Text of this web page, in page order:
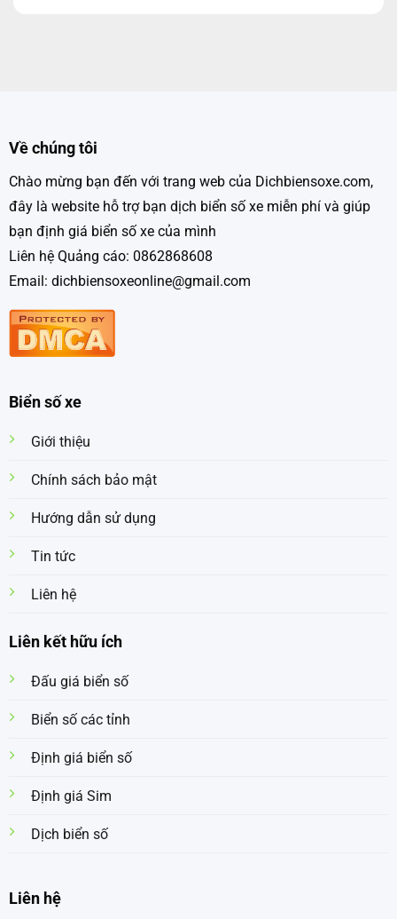
Về chúng tôi
Chào mừng bạn đến với trang web của Dichbiensoxe.com,
đây là website hỗ trợ bạn dịch biển số xe miễn phí và giúp
bạn định giá biển số xe của mình
Liên hệ Quảng cáo: 0862868608
Email: dichbiensoxeonline@gmail.com
Biển số xe
Giới thiệu
Chính sách bảo mật
Hướng dẫn sử dụng
Tin tức
Liên hệ
Liên kết hữu ích
Đấu giá biển số
Biển số các tỉnh
Định giá biển số
Định giá Sim
Dịch biển số
Liên hệ